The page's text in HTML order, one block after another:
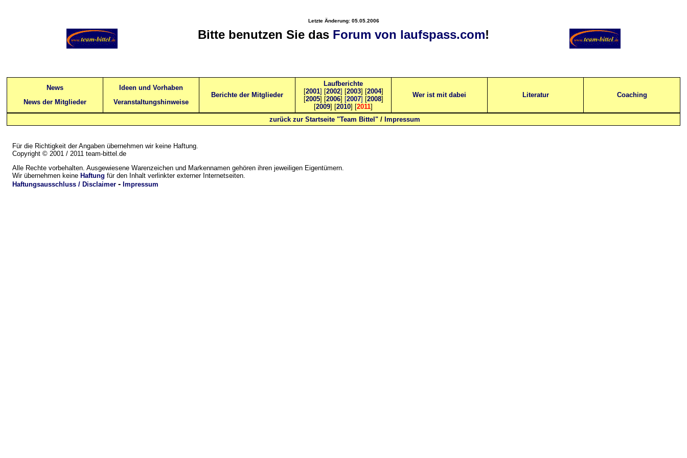
Letzte Änderung: 05.05.2006
Bitte benutzen Sie das Forum von laufspass.com!
News
News der Mitglieder
Ideen und Vorhaben
Veranstaltungshinweise
Berichte der Mitglieder
Laufberichte
[2001] [2002] [2003] [2004]
[2005] [2006] [2007] [2008]
[2009] [2010] [2011]
Wer ist mit dabei Literatur Coaching
zurück zur Startseite "Team Bittel"/ Impressum
Für die Richtigkeit der Angaben übernehmen wir keine Haftung.
Copyright © 2001 / 2011 team-bittel.de
Alle Rechte vorbehalten. Ausgewiesene Warenzeichen und Markennamen gehören ihren jeweiligen Eigentümern.
Wir übernehmen keine Haftung für den Inhalt verlinkter externer Internetseiten.
Haftungsausschluss / Disclaimer - Impressum